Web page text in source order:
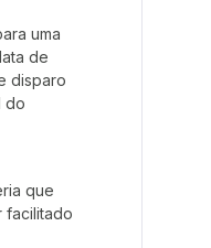
uma
de
disparo
do
que
facilitado